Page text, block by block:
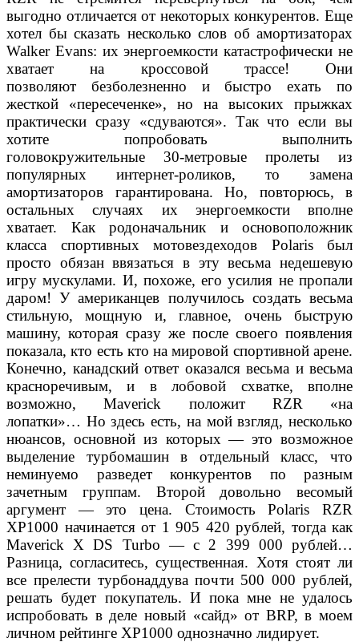
выгодно отличается от некоторых конкурентов. Еще
хотел бы сказать несколько слов об амортизаторах
Walker Evans: их энергоемкости катастрофически не
хватает на кроссовой трассе! Они
позволяют безболезненно и быстро ехать по
жесткой «пересеченке», но на высоких прыжках
практически сразу «сдуваются». Так что если вы
хотите попробовать выполнить
головокружительные 30-метровые пролеты из
популярных интернет-роликов, то замена
амортизаторов гарантирована. Но, повторюсь, в
остальных случаях их энергоемкости вполне
хватает. Как родоначальник и основоположник
класса спортивных мотовездеходов Polaris был
просто обязан ввязаться в эту весьма недешевую
игру мускулами. И, похоже, его усилия не пропали
даром! У американцев получилось создать весьма
стильную, мощную и, главное, очень быструю
машину, которая сразу же после своего появления
показала, кто есть кто на мировой спортивной арене.
Конечно, канадский ответ оказался весьма и весьма
красноречивым, и в лобовой схватке, вполне
возможно, Maverick положит RZR «на
лопатки»… Но здесь есть, на мой взгляд, несколько
нюансов, основной из которых — это возможное
выделение турбомашин в отдельный класс, что
неминуемо разведет конкурентов по разным
зачетным группам. Второй довольно весомый
аргумент — это цена. Стоимость Polaris RZR
XP1000 начинается от 1 905 420 рублей, тогда как
Maverick X DS Turbo — с 2 399 000 рублей…
Разница, согласитесь, существенная. Хотя стоят ли
все прелести турбонаддува почти 500 000 рублей,
решать будет покупатель. И пока мне не удалось
испробовать в деле новый «сайд» от BRP, в моем
личном рейтинге XP1000 однозначно лидирует.